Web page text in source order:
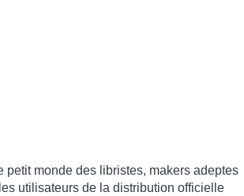
petit monde des libristes, makers adeptes
utilisateurs de la distribution officielle